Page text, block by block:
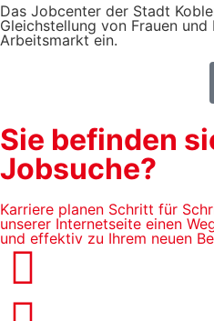
Das Jobcenter der Stadt
Gleichstellung von Frauen und
Arbeitsmarkt ein.
Sie befinden
Jobsuche?
Karriere planen Schritt für
unserer Internetseite einen
und effektiv zu Ihrem neuen